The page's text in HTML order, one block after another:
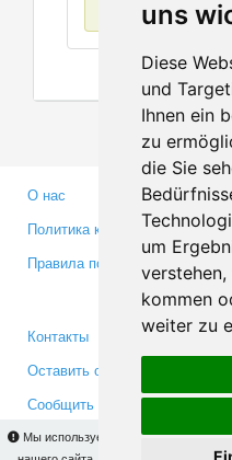
uns
Diese
und
Ihnen ein
zu
die Sie
um
verstehen,
kommen
weiter zu
Мы используем cookies для того,
О нас
Политика
Правила пользования
Контакты
Оставить отзыв
Сообщить об ошибке